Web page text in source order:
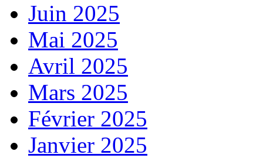
Juin 2025
Mai 2025
Avril 2025
Mars 2025
Février 2025
Janvier 2025